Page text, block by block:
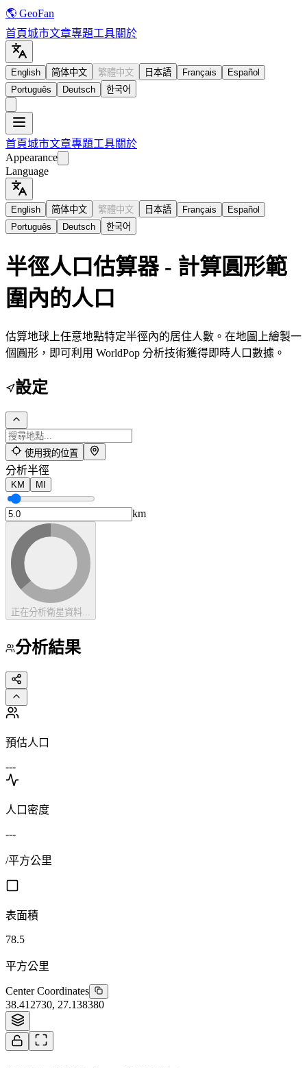
🌎 GeoFan
首頁城市文章專題工具關於
English 简体中文 繁體中文 日本語 Français
Español
Português
Deutsch 한국어
首頁城市文章專題工具關於
Appearance
Language
English 简体中文 繁體中文 日本語 Français
Español
Português
Deutsch 한국어
半徑人口估算器 - 計算圓形範
圍內的人口
估算地球上任意地點特定半徑內的居住人數。在地圖上繪製一
個圓形，即可利用 WorldPop 分析技術獲得即時人口數據。
設定
使用我的位置
分析半徑
KM MI
km
正在分析衛星資料...
分析結果
預估人口
---
人口密度
---
/平方公里
表面積
78.5
平方公里
Center Coordinates
38.412730, 27.138380